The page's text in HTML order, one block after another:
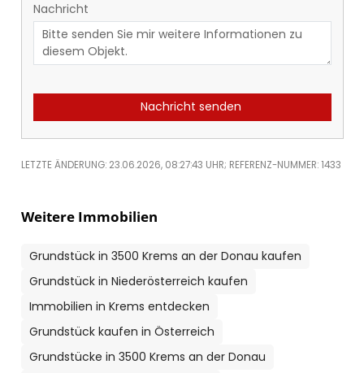
Nachricht
Nachricht senden
LETZTE ÄNDERUNG: 23.06.2026, 08:27:43 UHR; REFERENZ-NUMMER: 1433
Weitere Immobilien
Grundstück in 3500 Krems an der Donau kaufen
Grundstück in Niederösterreich kaufen
Immobilien in Krems entdecken
Grundstück kaufen in Österreich
Grundstücke in 3500 Krems an der Donau